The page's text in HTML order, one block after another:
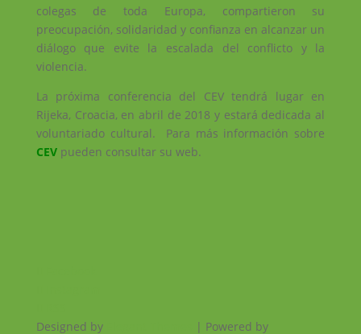
colegas de toda Europa, compartieron su
preocupación, solidaridad y confianza en alcanzar un
diálogo que evite la escalada del conflicto y la
violencia.
La próxima conferencia del CEV tendrá lugar en
Rijeka, Croacia, en abril de 2018 y estará dedicada al
voluntariado cultural. Para más información sobre
CEV pueden consultar su web.
Designed by
| Powered by